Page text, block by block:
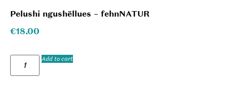
Pelushi ngushëllues – fehnNATUR
€18.00
Add to cart